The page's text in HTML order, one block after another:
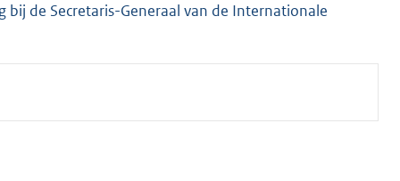
de Secretaris-Generaal van de Internationale